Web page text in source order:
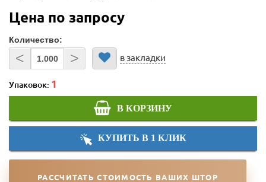
Цена по запросу
Количество:
< > в закладки
Упаковок:
В КОРЗИНУ
КУПИТЬ В 1 КЛИК
РАССЧИТАТЬ СТОИМОСТЬ ВАШИХ ШТОР